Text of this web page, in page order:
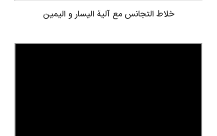
خلاط التجانس مع آلية اليسار و اليمين